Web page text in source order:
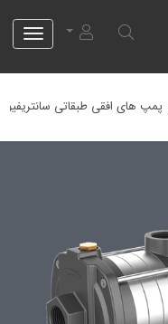
پمپ های افقی طبقاتی سانتریفیوژ